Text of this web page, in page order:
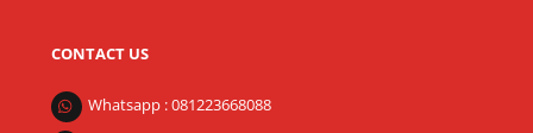
CONTACT US
Whatsapp : 081223668088